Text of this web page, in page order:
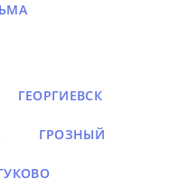
ГЕОРГИЕВСК
ГРОЗНЫЙ